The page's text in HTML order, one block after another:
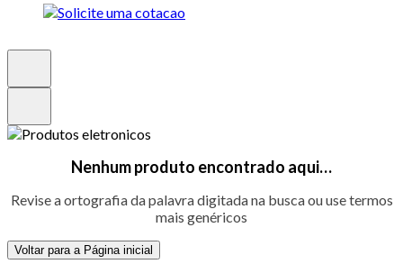
Nenhum produto encontrado aqui…
Revise a ortografia da palavra digitada na busca ou use termos
mais genéricos
Voltar para a Página inicial